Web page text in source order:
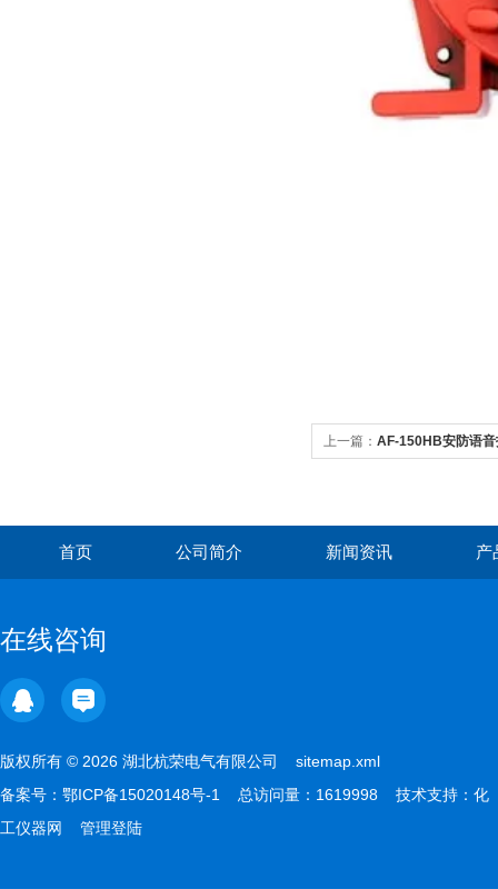
上一篇： AF-150HB安防语
首页 公司简介 新闻资讯 产
在线咨询
版权所有 © 2026 湖北杭荣电气有限公司 sitemap.xml
备案号： 鄂ICP备15020148号-1 总访问量：1619998 技术支持： 化
工仪器网
管理登陆